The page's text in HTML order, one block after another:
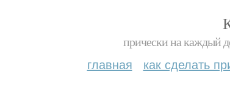
прически на каждый
главная как сделать